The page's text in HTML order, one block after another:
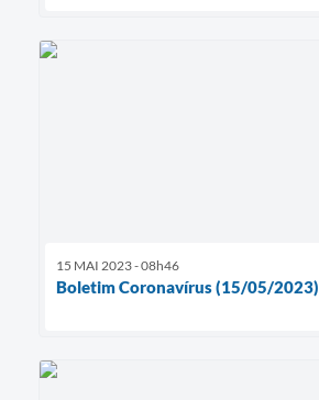
15 MAI 2023 - 08h46
Boletim Coronavírus (15/05/2023)